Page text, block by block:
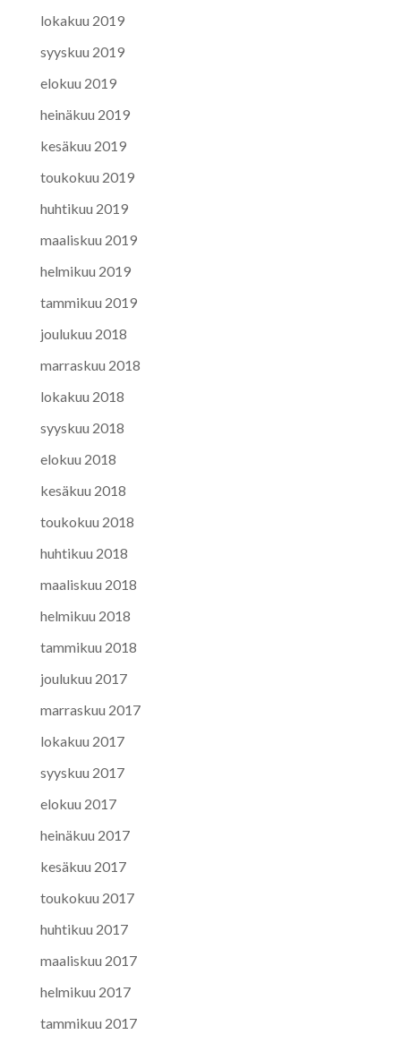
lokakuu 2019
syyskuu 2019
elokuu 2019
heinäkuu 2019
kesäkuu 2019
toukokuu 2019
huhtikuu 2019
maaliskuu 2019
helmikuu 2019
tammikuu 2019
joulukuu 2018
marraskuu 2018
lokakuu 2018
syyskuu 2018
elokuu 2018
kesäkuu 2018
toukokuu 2018
huhtikuu 2018
maaliskuu 2018
helmikuu 2018
tammikuu 2018
joulukuu 2017
marraskuu 2017
lokakuu 2017
syyskuu 2017
elokuu 2017
heinäkuu 2017
kesäkuu 2017
toukokuu 2017
huhtikuu 2017
maaliskuu 2017
helmikuu 2017
tammikuu 2017